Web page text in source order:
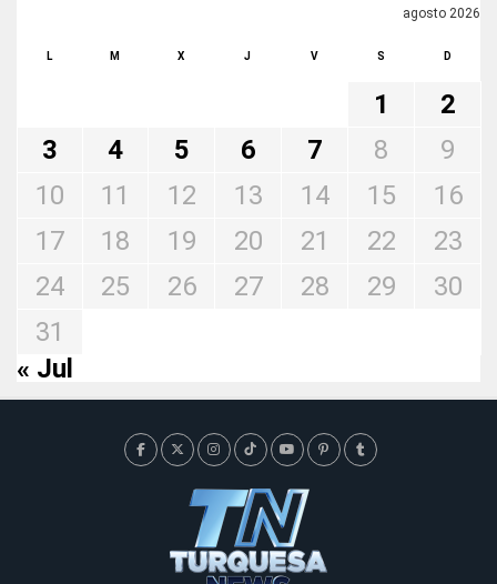
agosto 2026
L M X J V S D
1
2
3
4 5 6 7 8
9
10
11 12 13 14 15
16
17
18 19 20 21 22
23
24
25 26 27 28 29
30
31
« Jul